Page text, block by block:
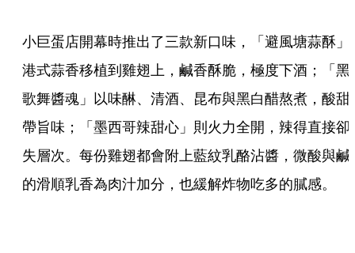
小巨蛋店開幕時推出了三款新口味，「避風塘蒜酥」
港式蒜香移植到雞翅上，鹹香酥脆，極度下酒；「黑
歌舞醬魂」以味醂、清酒、昆布與黑白醋熬煮，酸甜
帶旨味；「墨西哥辣甜心」則火力全開，辣得直接卻
失層次。每份雞翅都會附上藍紋乳酪沾醬，微酸與鹹
的滑順乳香為肉汁加分，也緩解炸物吃多的膩感。